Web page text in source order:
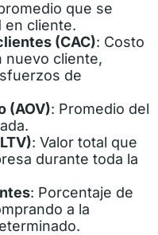
que se
en cliente.
(CAC): Costo
nuevo cliente,
de
(AOV): Promedio del
: Valor total que
durante toda la
: Porcentaje de
a la